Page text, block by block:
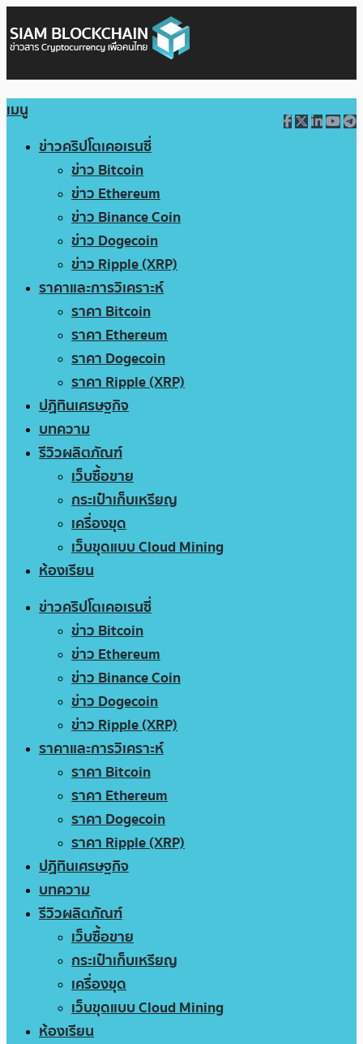
เมนู
ข่าวคริปโตเคอเรนซี่
ข่าว Bitcoin
ข่าว Ethereum
ข่าว Binance Coin
ข่าว Dogecoin
ข่าว Ripple (XRP)
ราคาและการวิเคราะห์
ราคา Bitcoin
ราคา Ethereum
ราคา Dogecoin
ราคา Ripple (XRP)
ปฏิทินเศรษฐกิจ
บทความ
รีวิวผลิตภัณฑ์
เว็บซื้อขาย
กระเป๋าเก็บเหรียญ
เครื่องขุด
เว็บขุดแบบ Cloud Mining
ห้องเรียน
ข่าวคริปโตเคอเรนซี่
ข่าว Bitcoin
ข่าว Ethereum
ข่าว Binance Coin
ข่าว Dogecoin
ข่าว Ripple (XRP)
ราคาและการวิเคราะห์
ราคา Bitcoin
ราคา Ethereum
ราคา Dogecoin
ราคา Ripple (XRP)
ปฏิทินเศรษฐกิจ
บทความ
รีวิวผลิตภัณฑ์
เว็บซื้อขาย
กระเป๋าเก็บเหรียญ
เครื่องขุด
เว็บขุดแบบ Cloud Mining
ห้องเรียน